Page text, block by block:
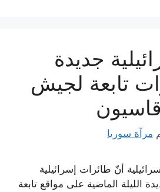
جديدة
تابعة لجيش
مرآة سوريا
أنّ طائرات إسرائيلية
الليلة الماضية على مواقع تابعة